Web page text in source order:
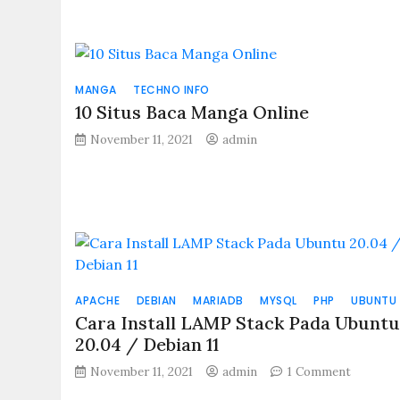
MANGA TECHNO INFO
10 Situs Baca Manga Online
November 11, 2021 admin
APACHE DEBIAN MARIADB MYSQL PHP UBUNTU
Cara Install LAMP Stack Pada Ubuntu
20.04 / Debian 11
November 11, 2021 admin 1 Commenton